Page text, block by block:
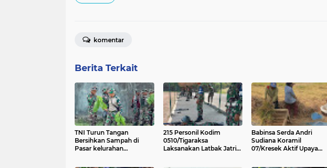
komentar
Berita Terkait
TNI Turun Tangan
Bersihkan Sampah di
Pasar kelurahan
215 Personil Kodim
0510/Tigaraksa
Laksanakan Latbak Jatri
Babinsa Serda Andri
Sudiana Koramil
07/Kresek Aktif Upaya